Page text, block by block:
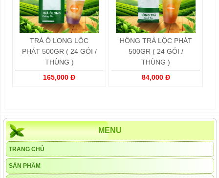
TRÀ Ô LONG LỘC
PHÁT 500GR ( 24 GÓI /
THÙNG )
165,000 Đ
HỒNG TRÀ LỘC PHÁT
500GR ( 24 GÓI /
THÙNG )
84,000 Đ
MENU
TRANG CHỦ
SẢN PHẨM